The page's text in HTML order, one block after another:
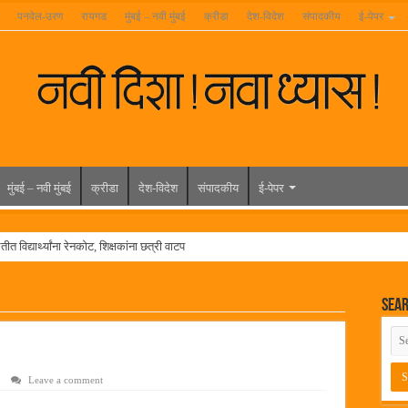
पनवेल-उरण रायगड मुंबई – नवी मुंबई क्रीडा देश-विदेश संपादकीय ई-पेपर
मुंबई – नवी मुंबई क्रीडा देश-विदेश संपादकीय ई-पेपर
विद्यार्थ्यांना रेनकोट, शिक्षकांना छत्री वाटप
वाढदिवसानिमित्त राज्यभरातून शुभेच्छांचा वर्षाव
जाहीर
Leave a comment